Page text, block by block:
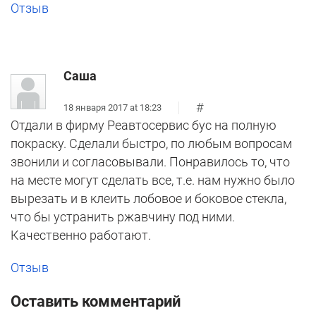
Отзыв
Саша
18 января 2017 at 18:23
#
Отдали в фирму Реавтосервис бус на полную
покраску. Сделали быстро, по любым вопросам
звонили и согласовывали. Понравилось то, что
на месте могут сделать все, т.е. нам нужно было
вырезать и в клеить лобовое и боковое стекла,
что бы устранить ржавчину под ними.
Качественно работают.
Отзыв
Оставить комментарий